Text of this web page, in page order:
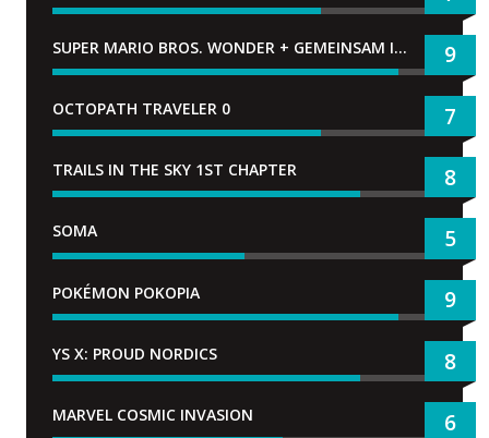
SUPER MARIO BROS. WONDER + GEMEINSAM IM BELLABEL-PARK 9
OCTOPATH TRAVELER 0 7
TRAILS IN THE SKY 1ST CHAPTER 8
SOMA 5
POKÉMON POKOPIA 9
YS X: PROUD NORDICS 8
MARVEL COSMIC INVASION 6